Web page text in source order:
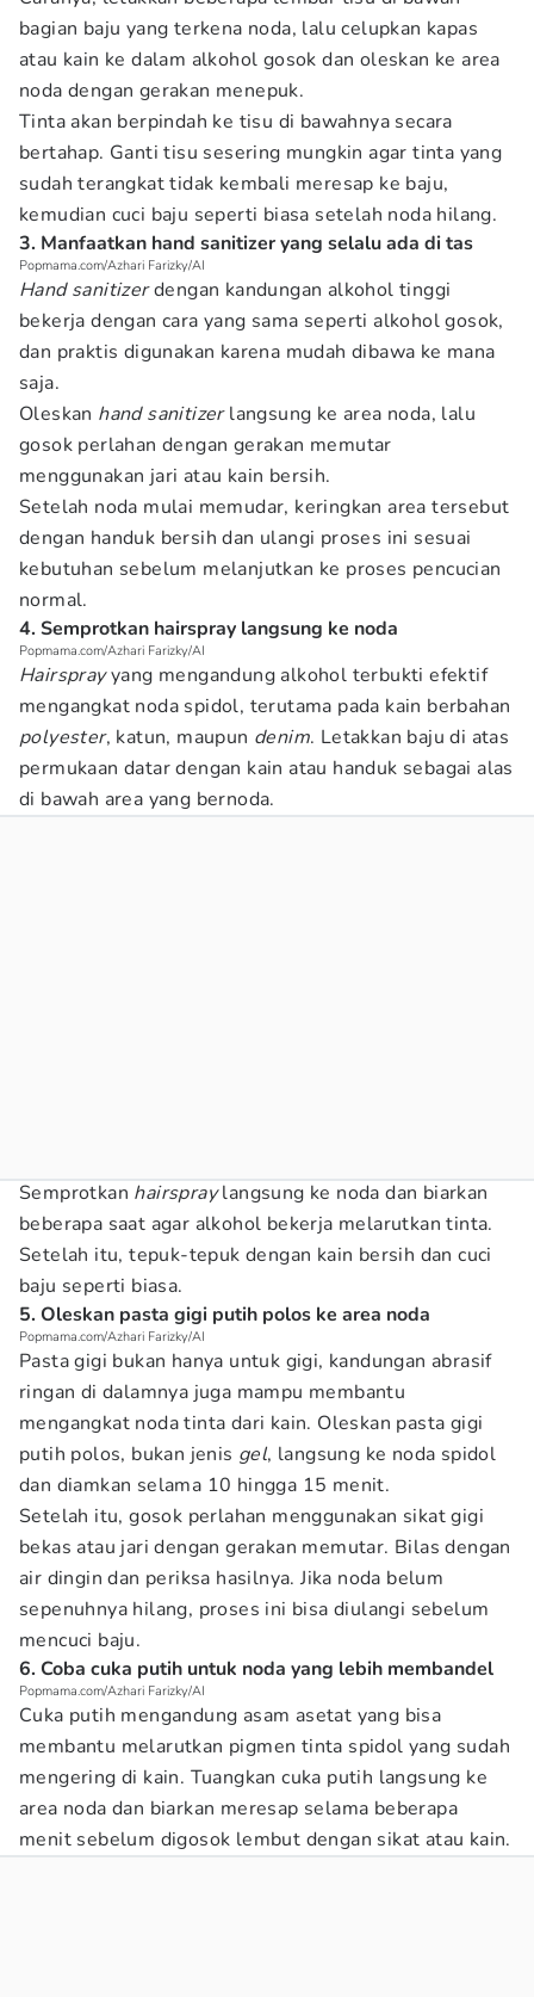
bagian baju yang terkena noda, lalu celupkan kapas
atau kain ke dalam alkohol gosok dan oleskan ke area
noda dengan gerakan menepuk.
Tinta akan berpindah ke tisu di bawahnya secara
bertahap. Ganti tisu sesering mungkin agar tinta yang
sudah terangkat tidak kembali meresap ke baju,
kemudian cuci baju seperti biasa setelah noda hilang.
3. Manfaatkan hand sanitizer yang selalu ada di tas
Popmama.com/Azhari Farizky/AI
Hand sanitizerdengan kandungan alkohol tinggi
bekerja dengan cara yang sama seperti alkohol gosok,
dan praktis digunakan karena mudah dibawa ke mana
saja.
Oleskan hand sanitizerlangsung ke area noda, lalu
gosok perlahan dengan gerakan memutar
menggunakan jari atau kain bersih.
Setelah noda mulai memudar, keringkan area tersebut
dengan handuk bersih dan ulangi proses ini sesuai
kebutuhan sebelum melanjutkan ke proses pencucian
normal.
4. Semprotkan hairspray langsung ke noda
Popmama.com/Azhari Farizky/AI
Hairsprayyang mengandung alkohol terbukti efektif
mengangkat noda spidol, terutama pada kain berbahan
polyester, katun, maupun denim. Letakkan baju di atas
permukaan datar dengan kain atau handuk sebagai alas
di bawah area yang bernoda.
Semprotkan hairspraylangsung ke noda dan biarkan
beberapa saat agar alkohol bekerja melarutkan tinta.
Setelah itu, tepuk-tepuk dengan kain bersih dan cuci
baju seperti biasa.
5. Oleskan pasta gigi putih polos ke area noda
Popmama.com/Azhari Farizky/AI
Pasta gigi bukan hanya untuk gigi, kandungan abrasif
ringan di dalamnya juga mampu membantu
mengangkat noda tinta dari kain. Oleskan pasta gigi
putih polos, bukan jenis gel, langsung ke noda spidol
dan diamkan selama 10 hingga 15 menit.
Setelah itu, gosok perlahan menggunakan sikat gigi
bekas atau jari dengan gerakan memutar. Bilas dengan
air dingin dan periksa hasilnya. Jika noda belum
sepenuhnya hilang, proses ini bisa diulangi sebelum
mencuci baju.
6. Coba cuka putih untuk noda yang lebih membandel
Popmama.com/Azhari Farizky/AI
Cuka putih mengandung asam asetat yang bisa
membantu melarutkan pigmen tinta spidol yang sudah
mengering di kain. Tuangkan cuka putih langsung ke
area noda dan biarkan meresap selama beberapa
menit sebelum digosok lembut dengan sikat atau kain.